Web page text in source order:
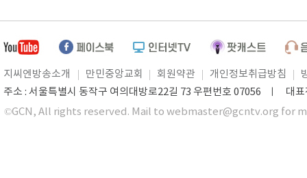
지씨엔방송소개 만민중앙교회 회원약관 개인정보취급방침
주소 : 서울특별시 동작구 여의대방로22길 73 우편번호 07056 ㅣ 대
©GCN, All rights reserved. Mail to webmaster@gcntv.org for